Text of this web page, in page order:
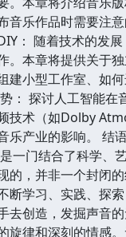
音乐作品时需要注
： 随着技术的发
。本章将提供关于
建小型工作室、如
： 探讨人工智能在
技术（如Dolby
乐产业的影响。 结
一门结合了科学、
的，并非一个封闭
断学习、实践、探
去创造，发掘声音
旋律和深刻的情感